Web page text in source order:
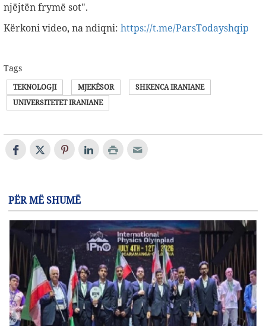
njëjtën frymë sot".
Kërkoni video, na ndiqni: https://t.me/ParsTodayshqip
Tags
TEKNOLOGJI MJEKËSOR
SHKENCA IRANIANE
UNIVERSITETET IRANIANE
PËR MË SHUMË